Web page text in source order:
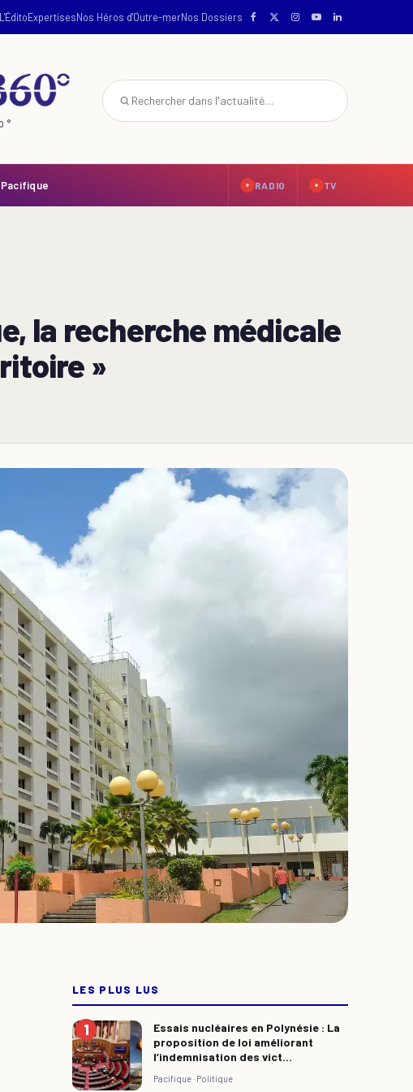
L'ÉditoExpertisesNos Héros d'Outre-merNos Dossiers
Pacifique RADIO TV
la recherche médicale
»
LES PLUS LUS
Essais nucléaires en Polynésie : La
proposition de loi améliorant
l’indemnisation des vict...
Pacifique · Politique